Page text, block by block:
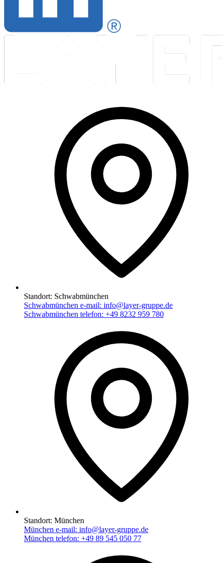
Standort: Schwabmünchen
Schwabmünchen e-mail: info@layer-gruppe.de
Schwabmünchen telefon: +49 8232 959 780
Standort: München
München e-mail: info@layer-gruppe.de
München telefon: +49 89 545 050 77